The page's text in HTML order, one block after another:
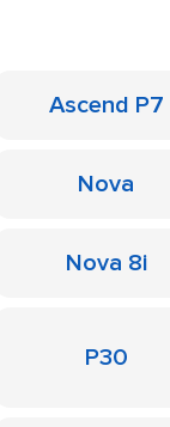
Ascend P7
Nova
Nova 8i
P30